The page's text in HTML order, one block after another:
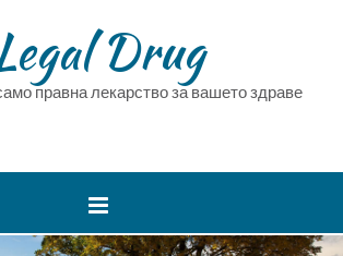
Drug
правна лекарство за вашето здраве